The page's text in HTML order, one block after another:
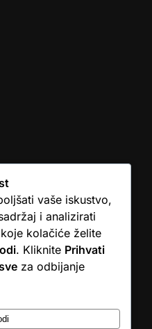
pristup i njihova briga da
web shopova nitko vas ne
vaše iskustvo,
i analizirati
kolačiće želite
. Kliknite Prihvati
za odbijanje